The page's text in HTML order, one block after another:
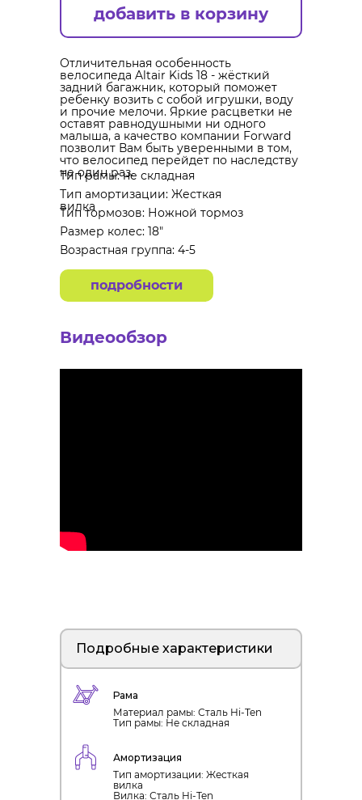
Видеообзор
Тип рамы: не складная
Тип амортизации: Жесткая
вилка
Тип тормозов: Ножной тормоз
Размер колес: 18"
Возрастная группа: 4-5
Отличительная особенность
велосипеда Altair Kids 18 - жёсткий
задний багажник, который поможет
ребенку возить с собой игрушки, воду
и прочие мелочи. Яркие расцветки не
оставят равнодушными ни одного
малыша, а качество компании Forward
позволит Вам быть уверенными в том,
что велосипед перейдет по наследству
не один раз.
подробности
добавить в корзину
Подробные характеристики
Рама
Материал рамы: Сталь Hi-Ten
Тип рамы: Не складная
Амортизация
Тип амортизации: Жесткая
вилка
Вилка: Сталь Hi-Ten